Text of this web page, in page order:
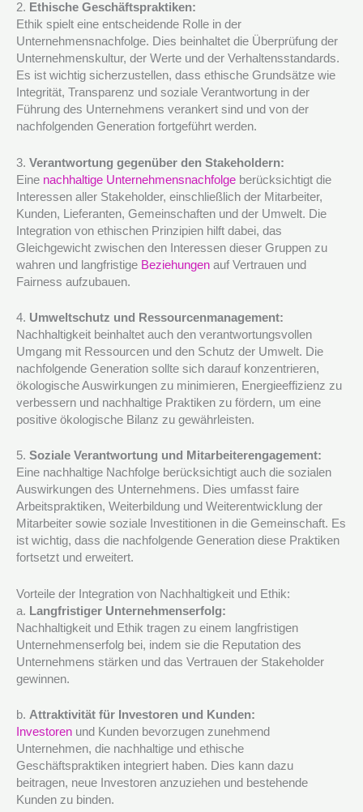
2. Ethische Geschäftspraktiken:
Ethik spielt eine entscheidende Rolle in der
Unternehmensnachfolge. Dies beinhaltet die Überprüfung der
Unternehmenskultur, der Werte und der Verhaltensstandards.
Es ist wichtig sicherzustellen, dass ethische Grundsätze wie
Integrität, Transparenz und soziale Verantwortung in der
Führung des Unternehmens verankert sind und von der
nachfolgenden Generation fortgeführt werden.
3. Verantwortung gegenüber den Stakeholdern:
Eine nachhaltige Unternehmensnachfolge berücksichtigt die
Interessen aller Stakeholder, einschließlich der Mitarbeiter,
Kunden, Lieferanten, Gemeinschaften und der Umwelt. Die
Integration von ethischen Prinzipien hilft dabei, das
Gleichgewicht zwischen den Interessen dieser Gruppen zu
wahren und langfristige Beziehungen auf Vertrauen und
Fairness aufzubauen.
4. Umweltschutz und Ressourcenmanagement:
Nachhaltigkeit beinhaltet auch den verantwortungsvollen
Umgang mit Ressourcen und den Schutz der Umwelt. Die
nachfolgende Generation sollte sich darauf konzentrieren,
ökologische Auswirkungen zu minimieren, Energieeffizienz zu
verbessern und nachhaltige Praktiken zu fördern, um eine
positive ökologische Bilanz zu gewährleisten.
5. Soziale Verantwortung und Mitarbeiterengagement:
Eine nachhaltige Nachfolge berücksichtigt auch die sozialen
Auswirkungen des Unternehmens. Dies umfasst faire
Arbeitspraktiken, Weiterbildung und Weiterentwicklung der
Mitarbeiter sowie soziale Investitionen in die Gemeinschaft. Es
ist wichtig, dass die nachfolgende Generation diese Praktiken
fortsetzt und erweitert.
Vorteile der Integration von Nachhaltigkeit und Ethik:
a. Langfristiger Unternehmenserfolg:
Nachhaltigkeit und Ethik tragen zu einem langfristigen
Unternehmenserfolg bei, indem sie die Reputation des
Unternehmens stärken und das Vertrauen der Stakeholder
gewinnen.
b. Attraktivität für Investoren und Kunden:
Investoren und Kunden bevorzugen zunehmend
Unternehmen, die nachhaltige und ethische
Geschäftspraktiken integriert haben. Dies kann dazu
beitragen, neue Investoren anzuziehen und bestehende
Kunden zu binden.